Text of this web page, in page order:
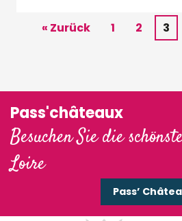
« Zurück 1 2 3
Pass'châteaux
Besuchen Sie die
Loire
Pass’